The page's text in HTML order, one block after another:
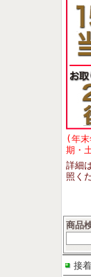
(年末
期・
詳細は
照く
商品
接